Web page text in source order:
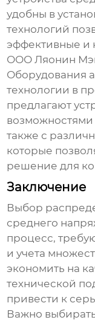
удобны в
технологий
эффективные
ООО Ляонин
Оборудования
технологии в
предлагают
возможностями
также с
которые
решение для
Заключение
Выбор
среднего
процесс,
и учета
экономить на
технической
привести к
Важно